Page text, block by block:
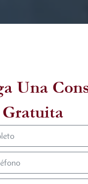
Una
Gratuita